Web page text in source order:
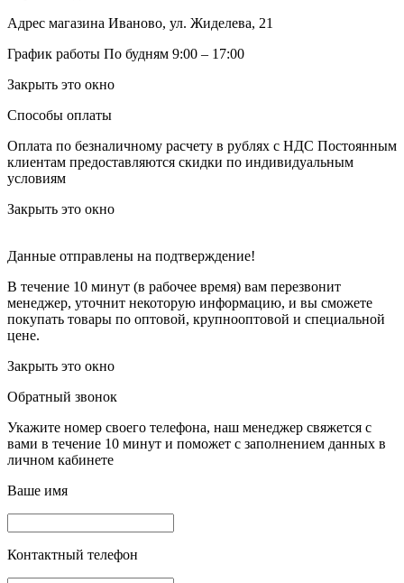
Адрес магазина Иваново, ул. Жиделева, 21
График работы По будням 9:00 – 17:00
Закрыть это окно
Способы оплаты
Оплата по безналичному расчету в рублях с НДС Постоянным
клиентам предоставляются скидки по индивидуальным
условиям
Закрыть это окно
Данные отправлены на подтверждение!
В течение 10 минут (в рабочее время) вам перезвонит
менеджер, уточнит некоторую информацию, и вы сможете
покупать товары по оптовой, крупнооптовой и специальной
цене.
Закрыть это окно
Обратный звонок
Укажите номер своего телефона, наш менеджер свяжется с
вами в течение 10 минут и поможет с заполнением данных в
личном кабинете
Ваше имя
Контактный телефон